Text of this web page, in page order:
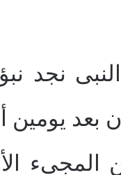
نجد
بعد يومين
المجىء